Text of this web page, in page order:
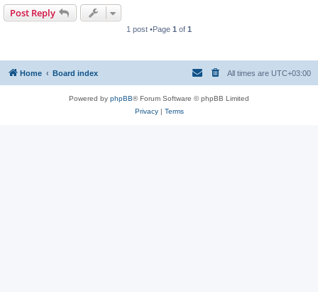
Post Reply
1 post •Page 1 of 1
Home Board index All times are UTC+03:00
Powered by phpBB® Forum Software © phpBB Limited
Privacy| Terms